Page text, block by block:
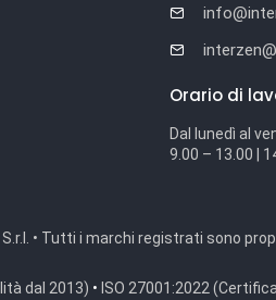
Orario di
Dal lunedì al
9.00 – 13.00 |
• Tutti i marchi registrati sono
dal 2013) • ISO 27001:2022